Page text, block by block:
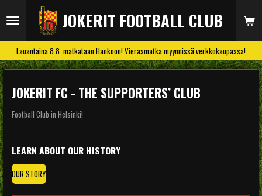
pääsisältöön
JOKERIT FOOTBALL CLUB
Lauantaina 8.8. matkataan Hankoon! Vierasmatka myynnissä verkkokaupassa!
JOKERIT FC - THE SUPPORTERS’ CLUB
Football Club in Helsinki!
LEARN ABOUT OUR HISTORY
OUR STORY